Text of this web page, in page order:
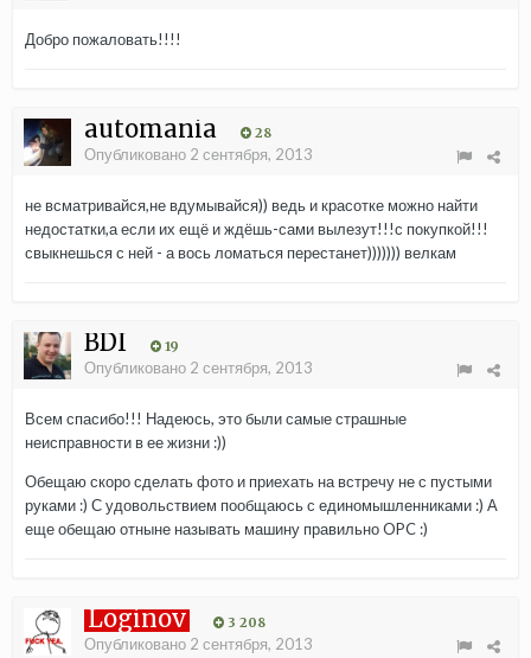
Добро пожаловать!!!!
automania 28
Опубликовано 2 сентября, 2013
не всматривайся,не вдумывайся)) ведь и красотке можно найти
недостатки,а если их ещё и ждёшь-сами вылезут!!!с покупкой!!!
свыкнешься с ней - а вось ломаться перестанет))))))) велкам
BDI 19
Опубликовано 2 сентября, 2013
Всем спасибо!!! Надеюсь, это были самые страшные
неисправности в ее жизни :))
Обещаю скоро сделать фото и приехать на встречу не с пустыми
руками :) С удовольствием пообщаюсь с единомышленниками :) А
еще обещаю отныне называть машину правильно OPC :)
Loginov 3 208
Опубликовано 2 сентября, 2013